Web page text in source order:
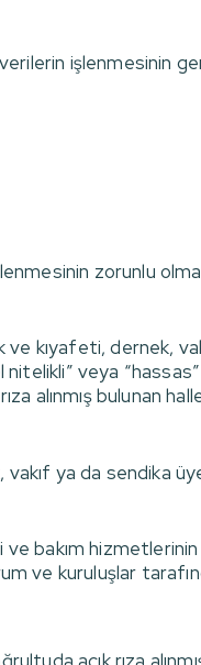
işlenmesinin
zorunlu
ve kıyafeti, dernek,
veya “hassas”
bulunan
vakıf ya da sendika
ve bakım
ve kuruluşlar